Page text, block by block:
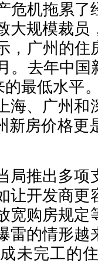
机拖累了
大规模裁员
，广州的住
。去年中国
最低水平
海、广州和
新房价格更
推出多项
让开发商更
宽购房规定
雷的情形越
未完工的